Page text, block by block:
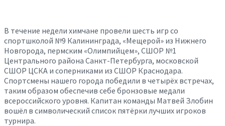
В течение недели химчане провели шесть игр со
спортшколой №9 Калининграда, «Мещерой» из Нижнего
Новгорода, пермским «Олимпийцем», СШОР №1
Центрального района Санкт-Петербурга, московской
СШОР ЦСКА и соперниками из СШОР Краснодара.
Спортсмены нашего города победили в четырёх встречах,
таким образом обеспечив себе бронзовые медали
всероссийского уровня. Капитан команды Матвей Злобин
вошёл в символический список пятёрки лучших игроков
турнира.